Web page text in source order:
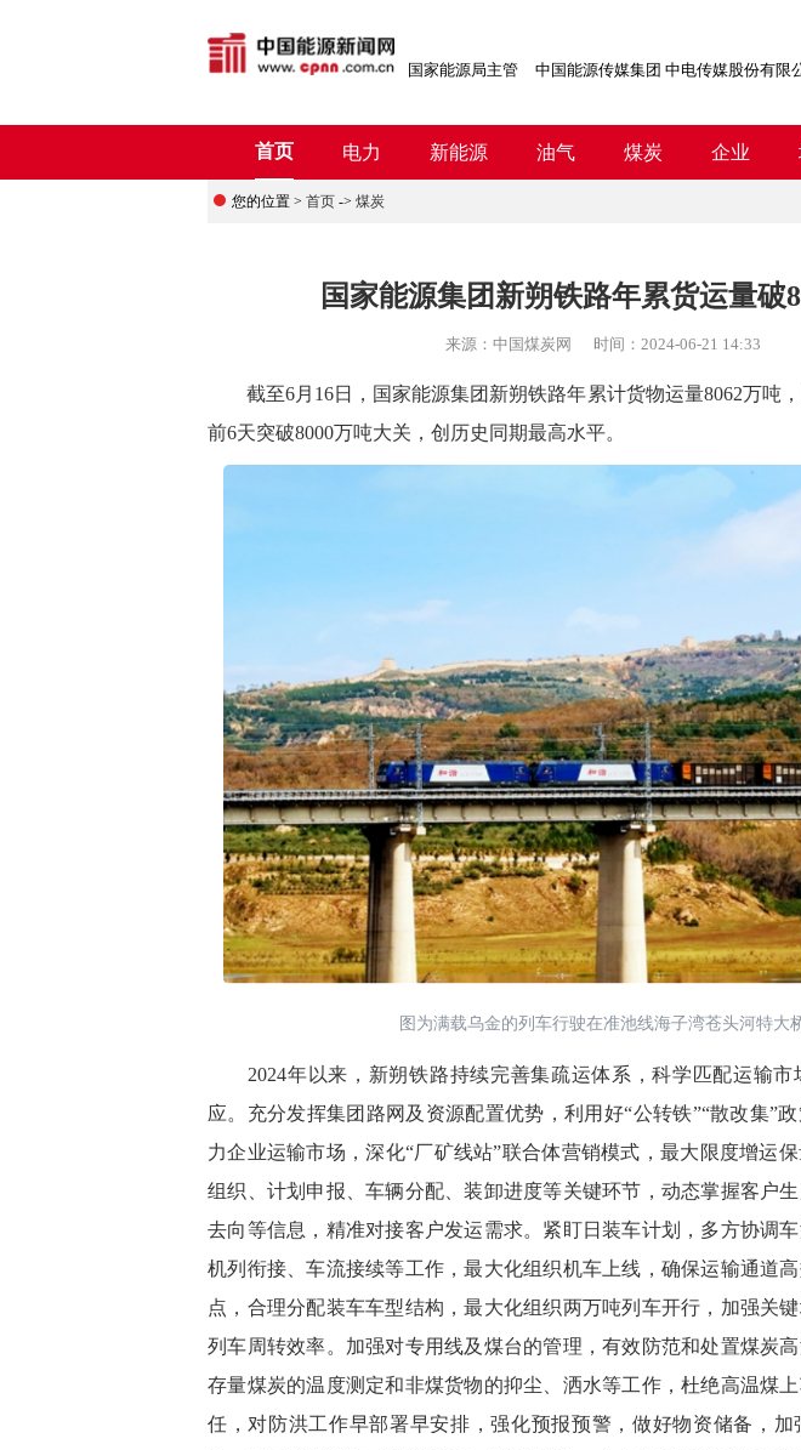
国家能源局主管 中国能源传媒集团 中电传媒股份有限
首页 电力 新能源 油气 煤炭 企业
您的位置 > 首页 -> 煤炭
国家能源集团新朔铁路年累货运量破
来源： 中国煤炭网 时间： 2024-06-21 14:33
截至6月16日，国家能源集团新朔铁路年累计货物运量8062万吨，
前6天突破8000万吨大关，创历史同期最高水平。
图为满载乌金的列车行驶在准池线海子湾苍头河特大
2024年以来，新朔铁路持续完善集疏运体系，科学匹配运输市
应。充分发挥集团路网及资源配置优势，利用好“公转铁”“散改集”
力企业运输市场，深化“厂矿线站”联合体营销模式，最大限度增运
组织、计划申报、车辆分配、装卸进度等关键环节，动态掌握客户
去向等信息，精准对接客户发运需求。紧盯日装车计划，多方协调车
机列衔接、车流接续等工作，最大化组织机车上线，确保运输通道
点，合理分配装车车型结构，最大化组织两万吨列车开行，加强关
列车周转效率。加强对专用线及煤台的管理，有效防范和处置煤炭
存量煤炭的温度测定和非煤货物的抑尘、洒水等工作，杜绝高温煤
任，对防洪工作早部署早安排，强化预报预警，做好物资储备，